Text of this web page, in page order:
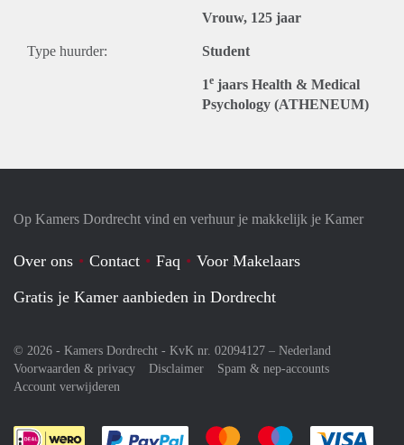
Vrouw, 125 jaar
Type huurder: Student
1e jaars Health & Medical
Psychology (ATHENEUM)
Op Kamers Dordrecht vind en verhuur je makkelijk je Kamer
Over ons Contact Faq
Voor Makelaars
Gratis je Kamer aanbieden in Dordrecht
© 2026 - Kamers Dordrecht - KvK nr. 02094127 – Nederland
Voorwaarden & privacy
Disclaimer
Spam & nep-accounts
Account verwijderen
Je rekent gemakkelijk af met Paypal
Je rekent gemakkelijk af met
Je rekent